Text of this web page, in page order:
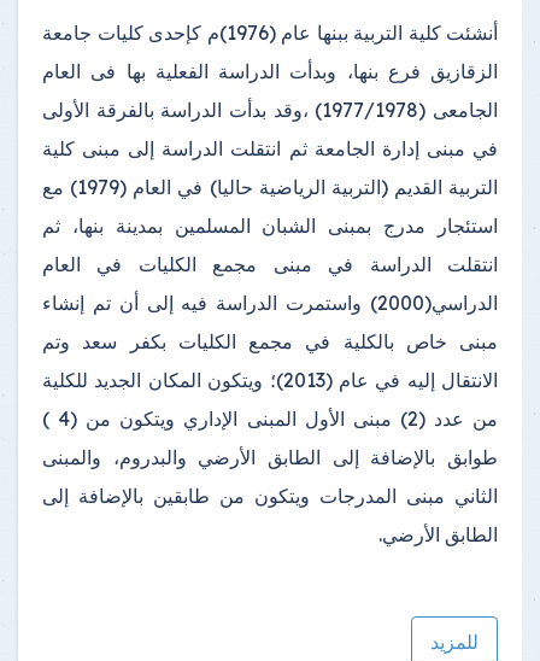
أنشئت كلية التربية ببنها عام (1976)م كإحدى كليات جامعة
الزقازيق فرع بنها، وبدأت الدراسة الفعلية بها فى العام
الجامعى (1977/1978) ،وقد بدأت الدراسة بالفرقة الأولى
في مبنى إدارة الجامعة ثم انتقلت الدراسة إلى مبنى كلية
التربية القديم (التربية الرياضية حاليا) في العام (1979) مع
استئجار مدرج بمبنى الشبان المسلمين بمدينة بنها، ثم
انتقلت الدراسة في مبنى مجمع الكليات في العام
الدراسي(2000) واستمرت الدراسة فيه إلى أن تم إنشاء
مبنى خاص بالكلية في مجمع الكليات بكفر سعد وتم
الانتقال إليه في عام (2013)؛ ويتكون المكان الجديد للكلية
من عدد (2) مبنى الأول المبنى الإداري ويتكون من (4 )
طوابق بالإضافة إلى الطابق الأرضي والبدروم، والمبنى
الثاني مبنى المدرجات ويتكون من طابقين بالإضافة إلى
الطابق الأرضي.
للمزيد